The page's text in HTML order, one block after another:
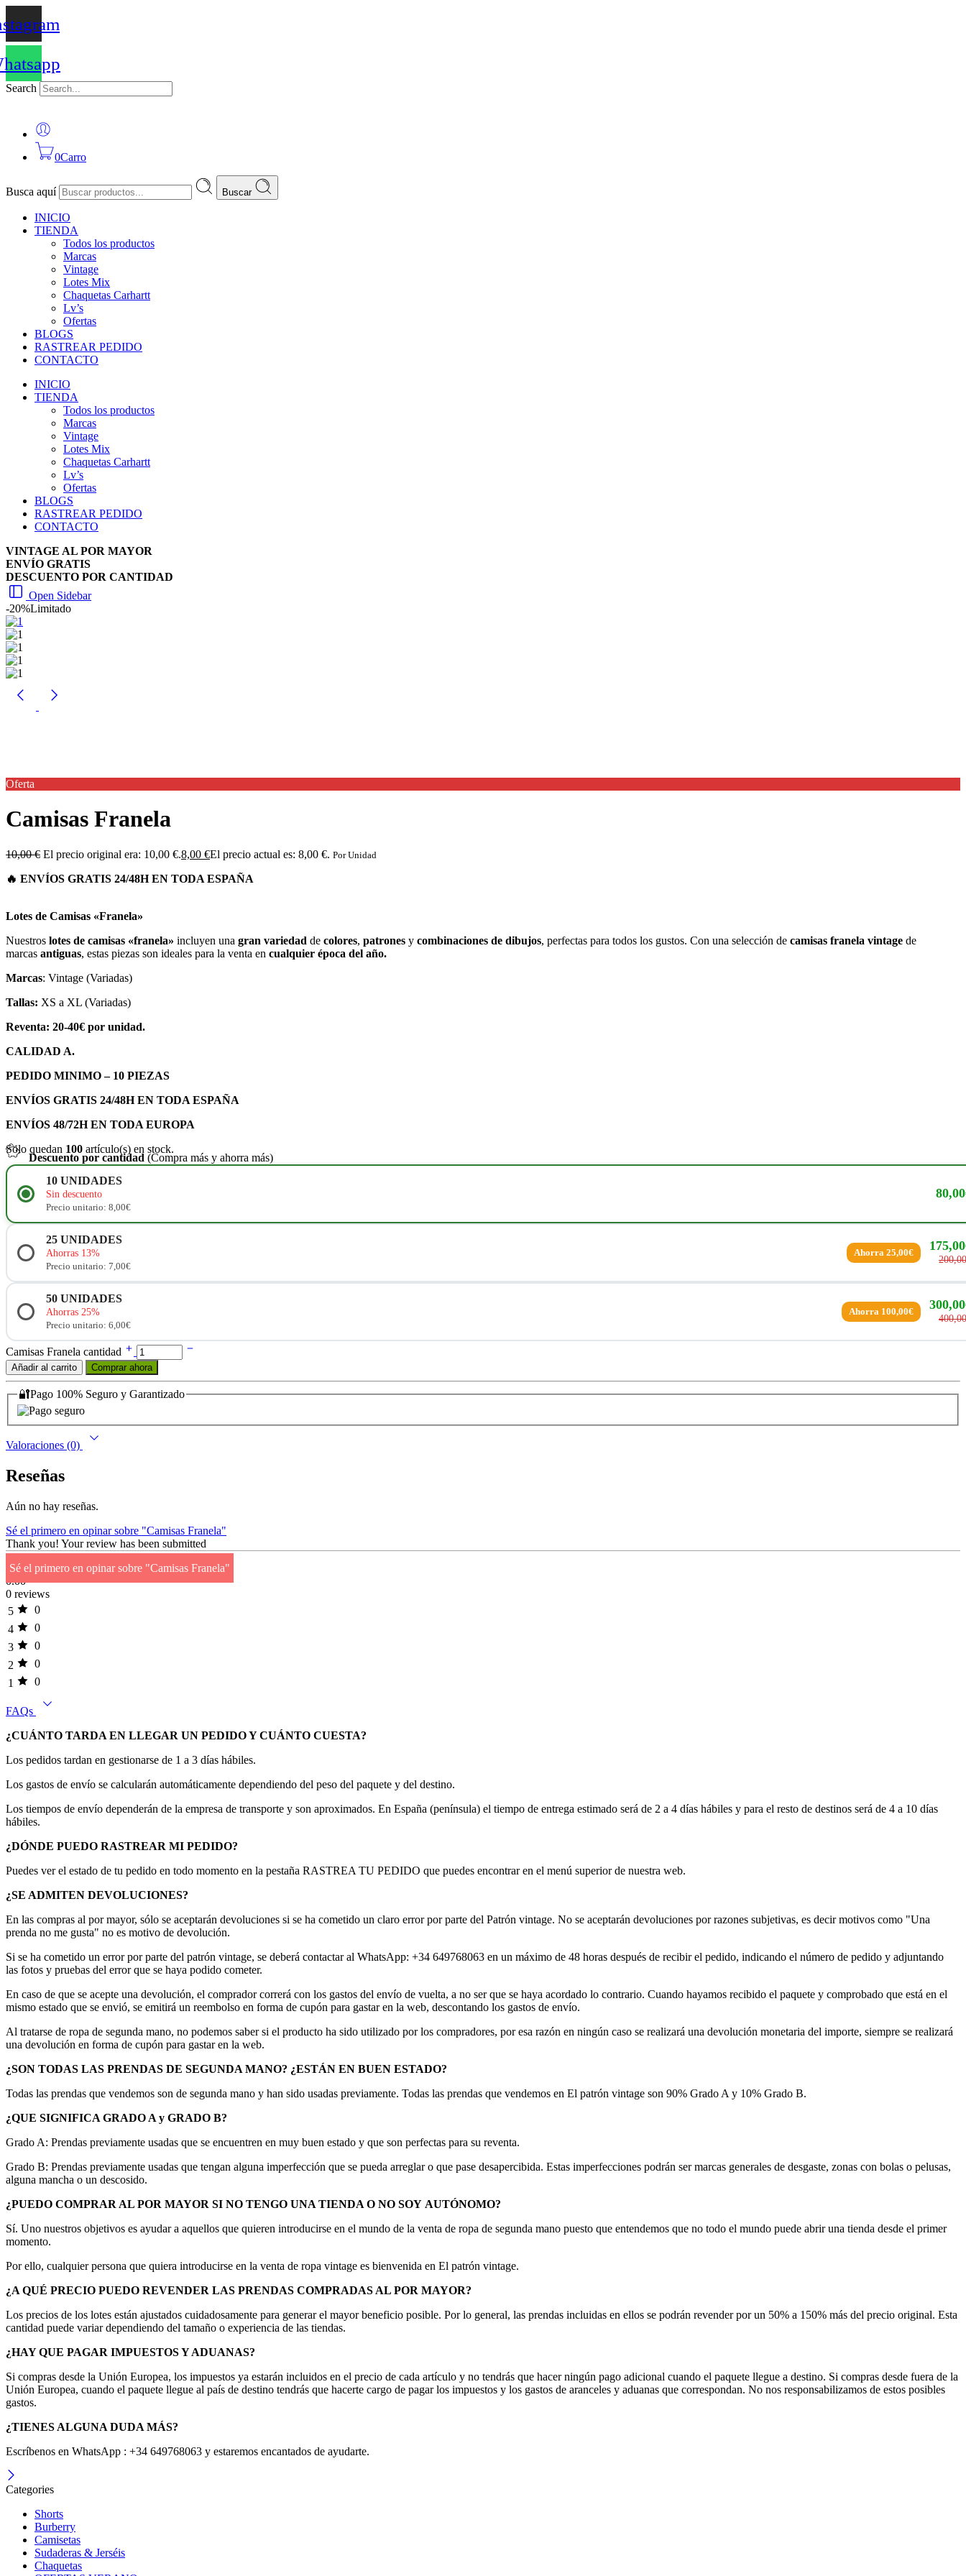
Search
0Carro
Busca aquí Buscar
INICIO
TIENDA
Todos los productos
Marcas
Vintage
Lotes Mix
Chaquetas Carhartt
Lv’s
Ofertas
BLOGS
RASTREAR PEDIDO
CONTACTO
INICIO
TIENDA
Todos los productos
Marcas
Vintage
Lotes Mix
Chaquetas Carhartt
Lv’s
Ofertas
BLOGS
RASTREAR PEDIDO
CONTACTO
VINTAGE AL POR MAYOR
ENVÍO GRATIS
DESCUENTO POR CANTIDAD
Open Sidebar
-20%Limitado
Oferta
Camisas Franela
10,00€ El precio original era: 10,00 €.8,00 €El precio actual es: 8,00 €. Por Unidad
Lotes de Camisas «Franela»
Nuestros lotes de camisas «franela» incluyen una gran variedad de colores, patrones y combinaciones de dibujos, perfectas para todos los gustos. Con una selección de camisas franela vintage de
marcas antiguas, estas piezas son ideales para la venta en cualquier época del año.
Marcas: Vintage (Variadas)
Tallas: XS a XL (Variadas)
Reventa: 20-40€ por unidad.
CALIDAD A.
PEDIDO MINIMO – 10 PIEZAS
ENVÍOS GRATIS 24/48H EN TODA ESPAÑA
ENVÍOS 48/72H EN TODA EUROPA
Solo quedan 100 artículo(s) en stock.
Descuento por cantidad (Compra más y ahorra más)
10 UNIDADES
Sin descuento
Precio unitario: 8,00€
25 UNIDADES
Ahorras 13%
Precio unitario: 7,00€
Ahorra 25,00€
50 UNIDADES
Ahorras 25%
Precio unitario: 6,00€
Ahorra 100,00€
Camisas Franela cantidad
Añadir al carrito Comprar ahora
🔐Pago 100% Seguro y Garantizado
Valoraciones (0)
0.00
0 reviews
5
0
4
0
3
0
2
0
1
0
Thank you! Your review has been submitted
Sé el primero en opinar sobre "Camisas Franela"
Sé el primero en opinar sobre "Camisas Franela"
Reseñas
Aún no hay reseñas.
FAQs
¿CUÁNTO TARDA EN LLEGAR UN PEDIDO Y CUÁNTO CUESTA?
Los pedidos tardan en gestionarse de 1 a 3 días hábiles.
Los gastos de envío se calcularán automáticamente dependiendo del peso del paquete y del destino.
Los tiempos de envío dependerán de la empresa de transporte y son aproximados. En España (península) el tiempo de entrega estimado será de 2 a 4 días hábiles y para el resto de destinos será de 4 a 10 días
hábiles.
¿DÓNDE PUEDO RASTREAR MI PEDIDO?
Puedes ver el estado de tu pedido en todo momento en la pestaña RASTREA TU PEDIDO que puedes encontrar en el menú superior de nuestra web.
¿SE ADMITEN DEVOLUCIONES?
En las compras al por mayor, sólo se aceptarán devoluciones si se ha cometido un claro error por parte del Patrón vintage. No se aceptarán devoluciones por razones subjetivas, es decir motivos como "Una
prenda no me gusta" no es motivo de devolución.
Si se ha cometido un error por parte del patrón vintage, se deberá contactar al WhatsApp: +34 649768063 en un máximo de 48 horas después de recibir el pedido, indicando el número de pedido y adjuntando
las fotos y pruebas del error que se haya podido cometer.
En caso de que se acepte una devolución, el comprador correrá con los gastos del envío de vuelta, a no ser que se haya acordado lo contrario. Cuando hayamos recibido el paquete y comprobado que está en el
mismo estado que se envió, se emitirá un reembolso en forma de cupón para gastar en la web, descontando los gastos de envío.
Al tratarse de ropa de segunda mano, no podemos saber si el producto ha sido utilizado por los compradores, por esa razón en ningún caso se realizará una devolución monetaria del importe, siempre se realizará
una devolución en forma de cupón para gastar en la web.
¿SON TODAS LAS PRENDAS DE SEGUNDA MANO? ¿ESTÁN EN BUEN ESTADO?
Todas las prendas que vendemos son de segunda mano y han sido usadas previamente. Todas las prendas que vendemos en El patrón vintage son 90% Grado A y 10% Grado B.
¿QUE SIGNIFICA GRADO A y GRADO B?
Grado A: Prendas previamente usadas que se encuentren en muy buen estado y que son perfectas para su reventa.
Grado B: Prendas previamente usadas que tengan alguna imperfección que se pueda arreglar o que pase desapercibida. Estas imperfecciones podrán ser marcas generales de desgaste, zonas con bolas o pelusas,
alguna mancha o un descosido.
¿PUEDO COMPRAR AL POR MAYOR SI NO TENGO UNA TIENDA O NO SOY AUTÓNOMO?
Sí. Uno nuestros objetivos es ayudar a aquellos que quieren introducirse en el mundo de la venta de ropa de segunda mano puesto que entendemos que no todo el mundo puede abrir una tienda desde el primer
momento.
Por ello, cualquier persona que quiera introducirse en la venta de ropa vintage es bienvenida en El patrón vintage.
¿A QUÉ PRECIO PUEDO REVENDER LAS PRENDAS COMPRADAS AL POR MAYOR?
Los precios de los lotes están ajustados cuidadosamente para generar el mayor beneficio posible. Por lo general, las prendas incluidas en ellos se podrán revender por un 50% a 150% más del precio original. Esta
cantidad puede variar dependiendo del tamaño o experiencia de las tiendas.
¿HAY QUE PAGAR IMPUESTOS Y ADUANAS?
Si compras desde la Unión Europea, los impuestos ya estarán incluidos en el precio de cada artículo y no tendrás que hacer ningún pago adicional cuando el paquete llegue a destino. Si compras desde fuera de la
Unión Europea, cuando el paquete llegue al país de destino tendrás que hacerte cargo de pagar los impuestos y los gastos de aranceles y aduanas que correspondan. No nos responsabilizamos de estos posibles
gastos.
¿TIENES ALGUNA DUDA MÁS?
Escríbenos en WhatsApp : +34 649768063 y estaremos encantados de ayudarte.
Categories
Shorts
Burberry
Camisetas
Sudaderas & Jerséis
Chaquetas